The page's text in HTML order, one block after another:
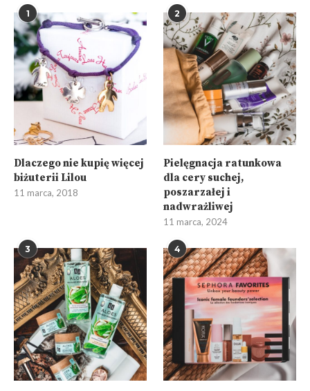
1
Dlaczego nie kupię więcej
biżuterii Lilou
11 marca, 2018
2
Pielęgnacja ratunkowa
dla cery suchej,
poszarzałej i
nadwrażliwej
11 marca, 2024
3 4